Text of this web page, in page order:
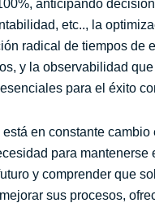
anticipando
etc.., la
radical de tiempos
y la observabilidad
para el éxito
en constante
para
y comprender que
sus procesos,